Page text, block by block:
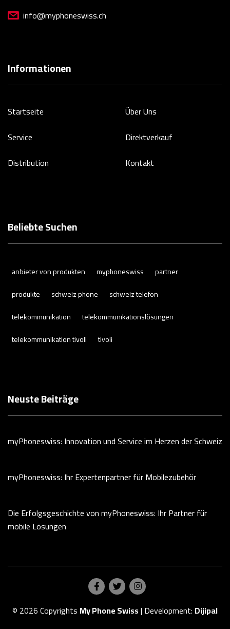
info@myphoneswiss.ch
Informationen
Startseite
Über Uns
Service
Direktverkauf
Distribution
Kontakt
Beliebte Suchen
anbieter von produkten myphoneswiss
partner
produkte
schweiz phone
schweiz telefon
telekommunikation
telekommunikationslösungen
telekommunikation tivoli
tivoli
Neuste Beiträge
myPhoneswiss: Innovation und Service im Herzen der Schweiz
myPhoneswiss: Ihr Expertenpartner für Mobilezubehör
Die Erfolgsgeschichte von myPhoneswiss: Ihr Partner für
mobile Lösungen
© 2026 Copyrights My Phone Swiss| Development: Dijipal